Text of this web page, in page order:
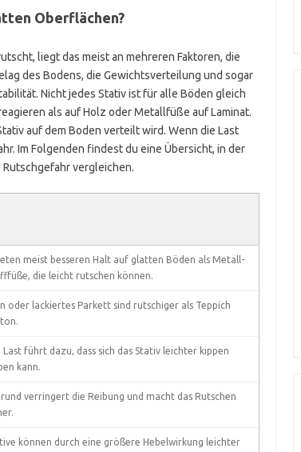
Oberflächen?
liegt das meist an mehreren Faktoren, die
des Bodens, die Gewichtsverteilung und sogar
Nicht jedes Stativ ist für alle Böden gleich
als auf Holz oder Metallfüße auf Laminat.
auf dem Boden verteilt wird. Wenn die Last
Im Folgenden findest du eine Übersicht, in der
vergleichen.
meist besseren Halt auf glatten Böden als Metall-
die leicht rutschen können.
oder lackiertes Parkett sind rutschiger als Teppich
führt dazu, dass sich das Stativ leichter kippen
kann.
verringert die Reibung und macht das Rutschen
können durch eine größere Hebelwirkung leichter